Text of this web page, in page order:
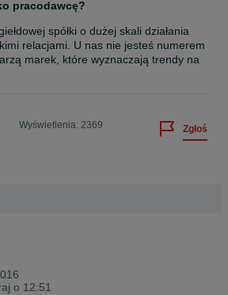
pracodawcę?
spółki o dużej skali działania
relacjami. U nas nie jesteś numerem
marek, które wyznaczają trendy na
Wyświetlenia: 2369 Zgłoś
o 12:51